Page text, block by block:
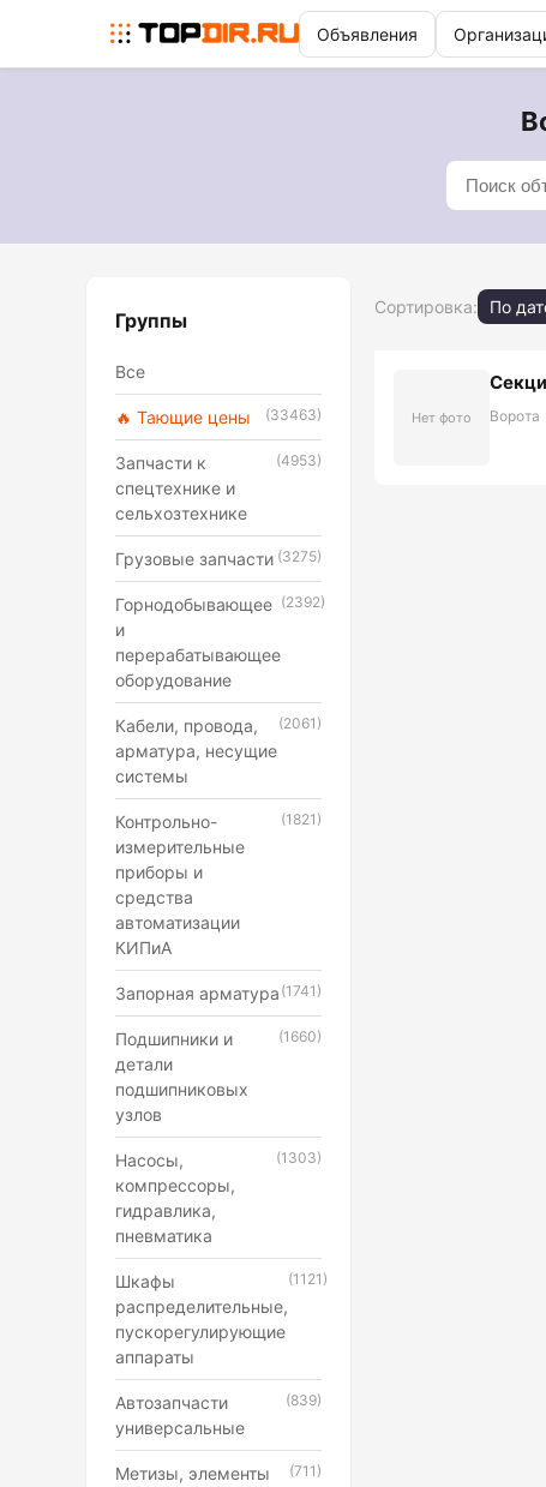
Объявления
Группы
Все
🔥 Тающие цены (33463)
Запчасти к
спецтехнике и
сельхозтехнике
(4953)
Грузовые запчасти (3275)
Горнодобывающее
и
перерабатывающее
оборудование
(2392)
Кабели, провода,
арматура, несущие
системы
(2061)
Контрольно-
измерительные
приборы и
средства
автоматизации
КИПиА
(1821)
Запорная арматура (1741)
Подшипники и
детали
подшипниковых
узлов
(1660)
Насосы,
компрессоры,
гидравлика,
пневматика
(1303)
Шкафы
распределительные,
пускорегулирующие
аппараты
(1121)
Автозапчасти
универсальные
(839)
Метизы, элементы
(711)
Сортировка: По
Нет фото Ворота